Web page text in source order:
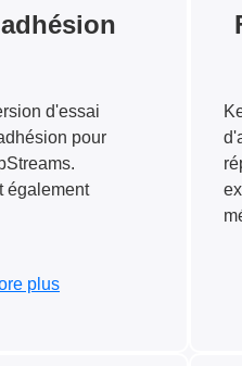
d'essai
pour
également
plus